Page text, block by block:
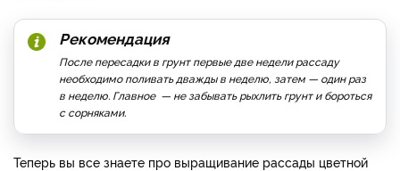
Рекомендация
После пересадки в грунт первые две недели рассаду
необходимо поливать дважды в неделю, затем — один раз
в неделю. Главное — не забывать рыхлить грунт и бороться
с сорняками.
Теперь вы все знаете про выращивание рассады цветной